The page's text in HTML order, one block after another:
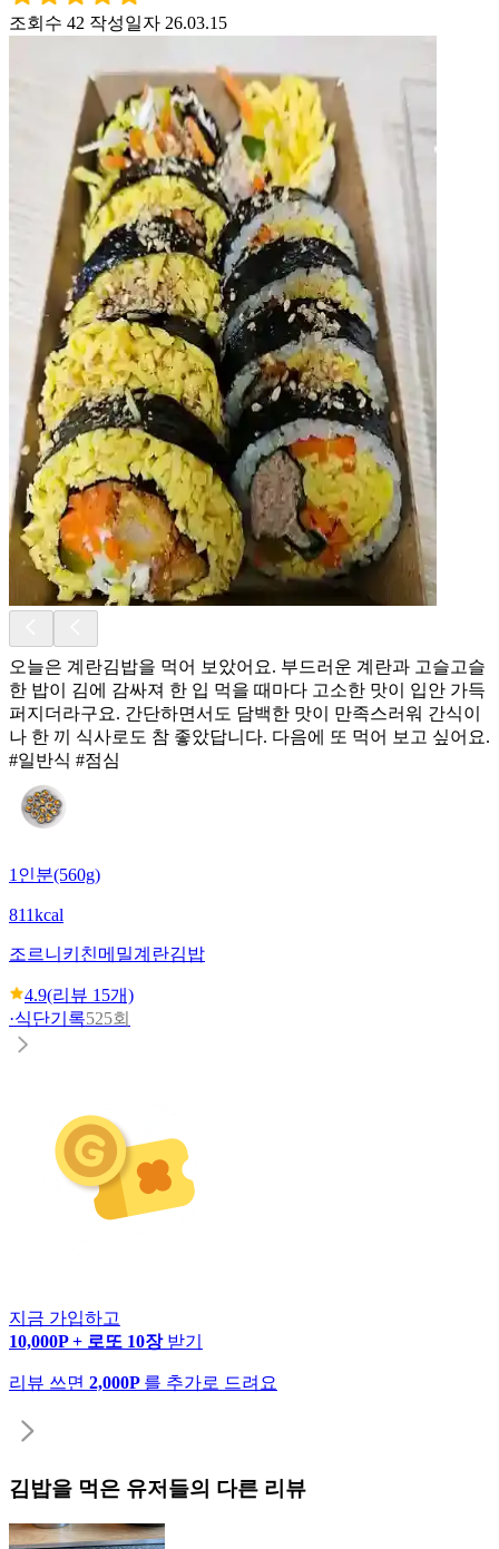
조회수 42 작성일자 26.03.15
오늘은 계란김밥을 먹어 보았어요. 부드러운 계란과 고슬고슬
한 밥이 김에 감싸져 한 입 먹을 때마다 고소한 맛이 입안 가득
퍼지더라구요. 간단하면서도 담백한 맛이 만족스러워 간식이
나 한 끼 식사로도 참 좋았답니다. 다음에 또 먹어 보고 싶어요.
#일반식 #점심
1인분(560g)
811kcal
조르니키친메밀계란김밥
4.9(리뷰 15개)
·식단기록525회
지금 가입하고
10,000P + 로또 10장 받기
리뷰 쓰면 2,000P 를 추가로 드려요
김밥을 먹은 유저들의 다른 리뷰